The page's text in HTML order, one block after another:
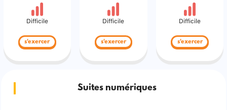
Difficile
s'exercer
Difficile
s'exercer
Difficile
s'exercer
Suites numériques